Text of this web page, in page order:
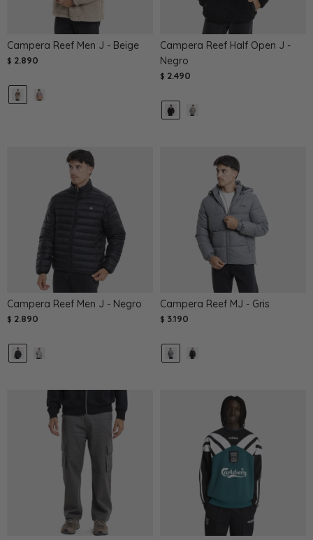
Campera Reef Men J - Beige
$ 2.890
Campera Reef Half Open J -
Negro
$ 2.490
Campera Reef Men J - Negro
$ 2.890
Campera Reef MJ - Gris
$ 3.190